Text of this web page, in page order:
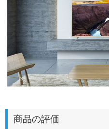
商品の評価